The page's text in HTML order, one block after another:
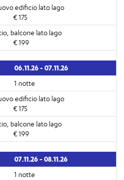
€ 175
€ 199
06.11.26 - 07.11.26
1 notte
€ 175
€ 199
07.11.26 - 08.11.26
1 notte